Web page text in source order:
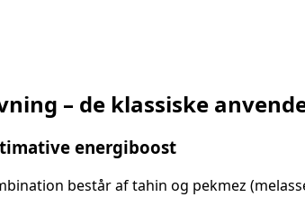
– de klassiske
energiboost
består af tahin og pekmez